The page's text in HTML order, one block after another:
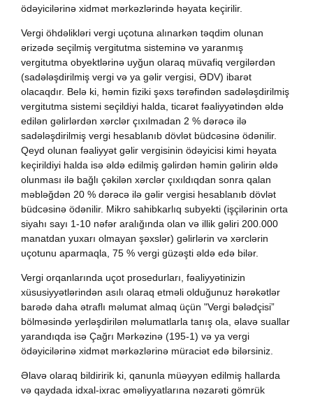
ödəyicilərinə xidmət mərkəzlərində həyata keçirilir.
Vergi öhdəlikləri vergi uçotuna alınarkən təqdim olunan
ərizədə seçilmiş vergitutma sisteminə və yaranmış
vergitutma obyektlərinə uyğun olaraq müvafiq vergilərdən
(sadələşdirilmiş vergi və ya gəlir vergisi, ƏDV) ibarət
olacaqdır. Belə ki, həmin fiziki şəxs tərəfindən sadələşdirilmiş
vergitutma sistemi seçildiyi halda, ticarət fəaliyyətindən əldə
edilən gəlirlərdən xərclər çıxılmadan 2 % dərəcə ilə
sadələşdirilmiş vergi hesablanıb dövlət büdcəsinə ödənilir.
Qeyd olunan fəaliyyət gəlir vergisinin ödəyicisi kimi həyata
keçirildiyi halda isə əldə edilmiş gəlirdən həmin gəlirin əldə
olunması ilə bağlı çəkilən xərclər çıxıldıqdan sonra qalan
məbləğdən 20 % dərəcə ilə gəlir vergisi hesablanıb dövlət
büdcəsinə ödənilir. Mikro sahibkarlıq subyekti (işçilərinin orta
siyahı sayı 1-10 nəfər aralığında olan və illik gəliri 200.000
manatdan yuxarı olmayan şəxslər) gəlirlərin və xərclərin
uçotunu aparmaqla, 75 % vergi güzəşti əldə edə bilər.
Vergi orqanlarında uçot prosedurları, fəaliyyətinizin
xüsusiyyətlərindən asılı olaraq etməli olduğunuz hərəkətlər
barədə daha ətraflı məlumat almaq üçün "Vergi bələdçisi”
bölməsində yerləşdirilən məlumatlarla tanış ola, əlavə suallar
yarandıqda isə Çağrı Mərkəzinə (195-1) və ya vergi
ödəyicilərinə xidmət mərkəzlərinə müraciət edə bilərsiniz.
Əlavə olaraq bildiririk ki, qanunla müəyyən edilmiş hallarda
və qaydada idxal-ixrac əməliyyatlarına nəzarəti gömrük